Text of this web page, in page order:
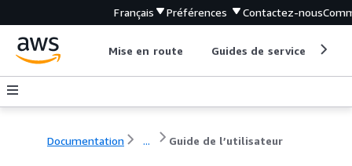
Français Préférences Contactez-nous
Mise en route Guides de service
Documentation ... Guide de l’utilisateur